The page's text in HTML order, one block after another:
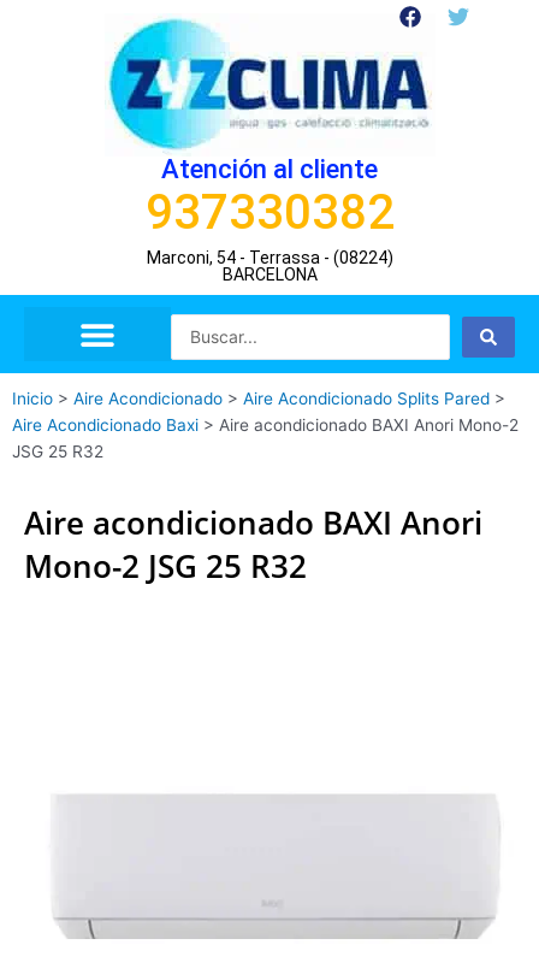
F
e
b
o
T
Atención al cliente
937330382
Marconi, 54 - Terrassa - (08224)
BARCELONA
Search
Inicio > Aire Acondicionado > Aire Acondicionado Splits Pared >
Aire Acondicionado Baxi > Aire acondicionado BAXI Anori Mono-2
JSG 25 R32
Aire acondicionado BAXI Anori
Mono-2 JSG 25 R32